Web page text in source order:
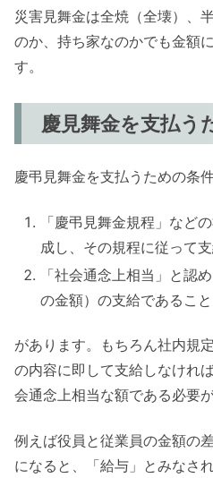
災害見舞金は全焼（全壊）、
のか、持ち家なのかでも金額
す。
慶見舞金を支払う
慶弔見舞金を支払うための条件
「慶弔見舞金規程」など
成し、その規程に従って
「社会通念上相当」と認
の金額）の支給であること
があります。もちろん社内規
の内容に即して支給しなけれ
会通念上相当な額である必要が
例えば役員と従業員の金額の
になると、「給与」とみなさ